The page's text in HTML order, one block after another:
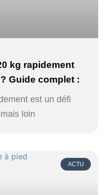
kg rapidement
Guide complet :
est un défi
loin
ACTU